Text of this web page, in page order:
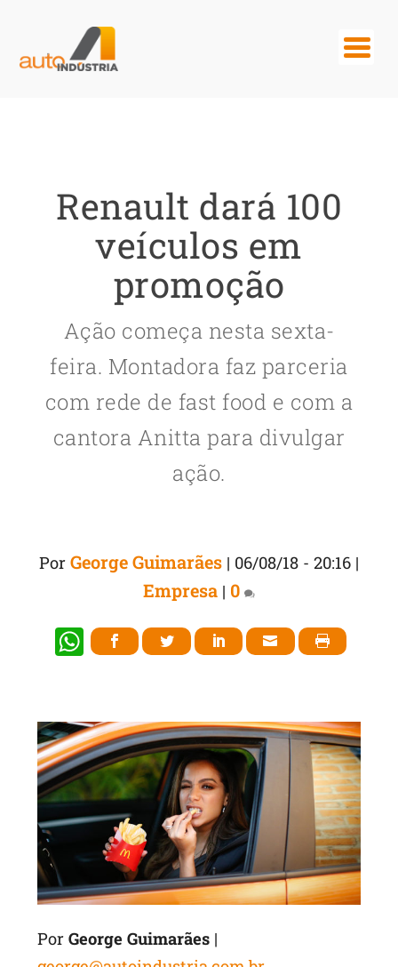
Renault dará 100
veículos em
promoção
Ação começa nesta sexta-
feira. Montadora faz parceria
com rede de fast food e com a
cantora Anitta para divulgar
ação.
Por George Guimarães | 06/08/18 - 20:16 |
Empresa | 0
W
s
A
p
p
PorGeorge Guimarães |